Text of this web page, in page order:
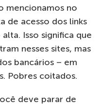
mencionamos no
de acesso dos links
Isso significa que
nesses sites, mas
bancários – em
Pobres coitados.
deve parar de